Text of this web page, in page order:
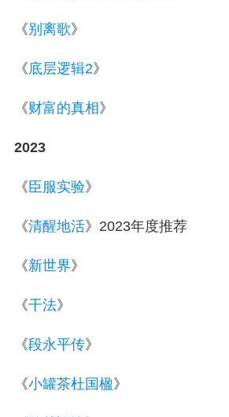
《别离歌》
《底层逻辑2》
《财富的真相 》
2023
《臣服实验》
《清醒地活》2023年度推荐
《新世界》
《干法》
《段永平传》
《小罐茶杜国楹》